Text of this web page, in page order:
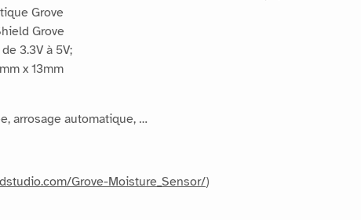
Grove
Grove
3.3V à 5V;
x 13mm
arrosage automatique, …
Grove-Moisture_Sensor/)